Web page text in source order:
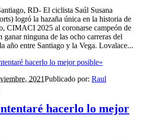
RD- El ciclista Saúl Susana
logró la hazaña única en la historia de
CIMACI 2025 al coronarse campeón de
ganar ninguna de las ocho carreras del
año entre Santiago y la Vega. Lovalace...
2021Publicado por: Raul
hacerlo lo mejor